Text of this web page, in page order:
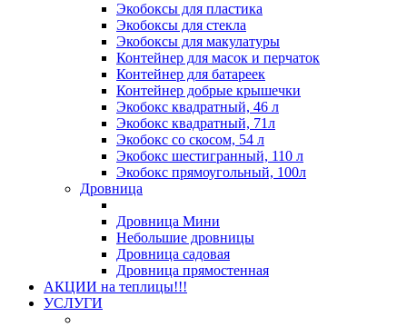
Экобоксы для пластика
Экобоксы для стекла
Экобоксы для макулатуры
Контейнер для масок и перчаток
Контейнер для батареек
Контейнер добрые крышечки
Экобокс квадратный, 46 л
Экобокс квадратный, 71л
Экобокс со скосом, 54 л
Экобокс шестигранный, 110 л
Экобокс прямоугольный, 100л
Дровница
Дровница Мини
Небольшие дровницы
Дровница садовая
Дровница прямостенная
АКЦИИ на теплицы!!!
УСЛУГИ